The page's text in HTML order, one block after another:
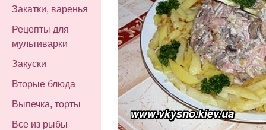
Закатки, варенья
Рецепты для
мультиварки
Закуски
Вторые блюда
Выпечка, торты
Все из рыбы